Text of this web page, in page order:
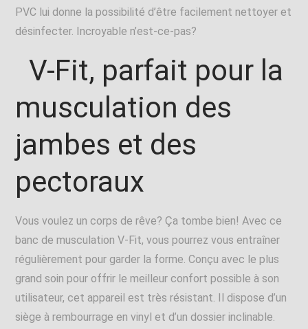
PVC lui donne la possibilité d’être facilement nettoyer et
désinfecter. Incroyable n’est-ce-pas?
V-Fit, parfait pour la
musculation des
jambes et des
pectoraux
Vous voulez un corps de rêve? Ça tombe bien! Avec ce
banc de musculation V-Fit, vous pourrez vous entraîner
régulièrement pour garder la forme. Conçu avec le plus
grand soin pour offrir le meilleur confort possible à son
utilisateur, cet appareil est très résistant. Il dispose d’un
siège à rembourrage en vinyl et d’un dossier inclinable.